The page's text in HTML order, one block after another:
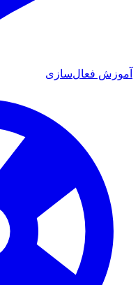
فعال‌سازی